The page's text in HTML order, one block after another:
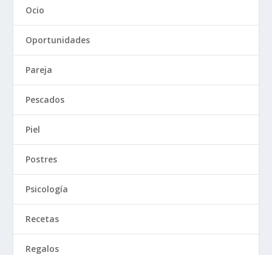
Ocio
Oportunidades
Pareja
Pescados
Piel
Postres
Psicología
Recetas
Regalos